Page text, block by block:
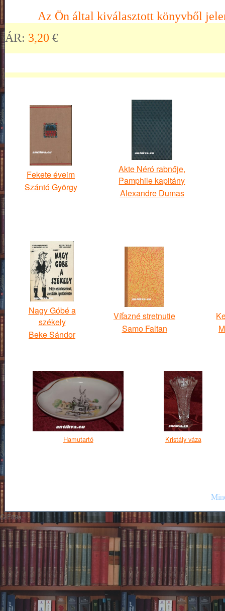
Az Ön által kiválasztott könyvből
ÁR: 3,20 €
Fekete éveim
Szántó György
Akte Néró rabnője,
Pamphile kapitány
Alexandre Dumas
Nagy Góbé a
székely
Beke Sándor
Víťazné stretnutie
Samo Faltan
Hamutartó Kristály váza
GIF89a;